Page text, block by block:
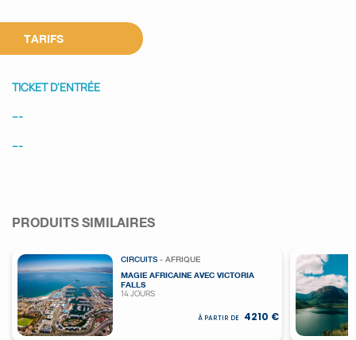
TARIFS
TICKET D'ENTRÉE
---
---
PRODUITS SIMILAIRES
CIRCUITS - AFRIQUE
MAGIE AFRICAINE AVEC VICTORIA
FALLS
14 JOURS
À PARTIR DE 4210 €